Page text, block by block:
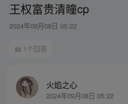
王权富贵清瞳cp
2024年09月08日 05:22
1个回答
火焰之心
2024年09月08日 05:22